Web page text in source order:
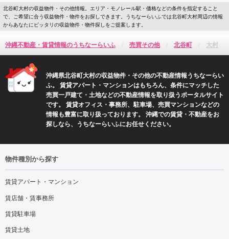
北谷町大村の収益物件・その他情報。エリア・モノレール駅・価格などの条件を指定すること
で、ご希望に合う収益物件・物件をお探しできます。うちなーらいふでは北谷町大村周辺の情報
からあなたにピッタリの収益物件・物件探しをご提案します。
沖縄不動産・賃貸情報のうちなーらいふ 売買その他 北谷町 大村
沖縄県北谷町大村の収益物件・その他の不動産情報うちなーらい
ふ。 賃貸アパート・マンションはもちろん、条件にマッチした
売買一戸建て・土地などの不動産情報を取り扱うポータルサイト
です。 賃貸オフィス・事務所、駐車場、売買マンションなどの
情報も豊富に取り扱っております。 沖縄での賃貸・不動産をお
探しなら、うちなーらいふにお任せください。
物件種別から探す
賃貸アパート・マンション
賃店舗・賃事務所
賃貸駐車場
賃貸土地